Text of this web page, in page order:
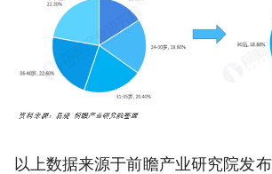
以上数据来源于前瞻产业研究院发